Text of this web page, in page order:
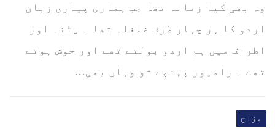
وہ بھی کیا زمانہ تھا جب ہماری پیاری زبان
اردو کا ہر چہار طرف غلغلہ تھا ۔ پٹنہ اور
اطراف میں ہم اردو بولتے تھے اور خوش ہوتے
تھے ۔ رامپور پہنچے تو وہاں بھی…
مزاح